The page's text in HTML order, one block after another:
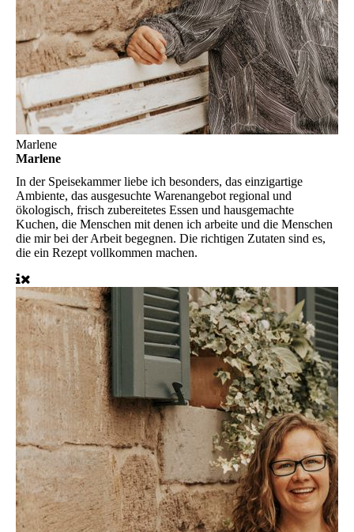
Marlene
Marlene
In der Speisekammer liebe ich besonders, das einzigartige
Ambiente, das ausgesuchte Warenangebot regional und
ökologisch, frisch zubereitetes Essen und hausgemachte
Kuchen, die Menschen mit denen ich arbeite und die Menschen
die mir bei der Arbeit begegnen. Die richtigen Zutaten sind es,
die ein Rezept vollkommen machen.